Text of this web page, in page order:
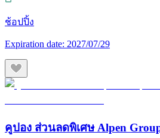
ช้อปปิ้ง
Expiration date: 2027/07/29
คูปอง ส่วนลดพิเศษ Alpen